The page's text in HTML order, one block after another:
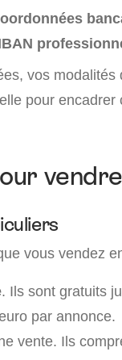
vos modalités
pour
vous vendez
. Ils sont gratuits
par annonce.
vente. Ils